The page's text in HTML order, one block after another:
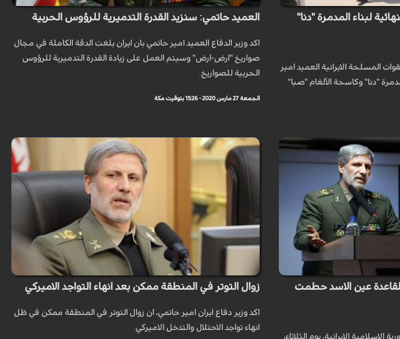
لبناء المدمرة "دنا"
المسلحة الايرانية العميد امير
"دنا" وكاسحة الألغام "صبا"
العميد حاتمي: سنزيد القدرة التدميرية للرؤوس الحربية
اكد وزير الدفاع العميد امير حاتمي بان ايران بلغت الدقة الكاملة في مجال
صواريخ "ارض-ارض" وسيتم العمل على زيادة القدرة التدميرية للرؤوس
الحربية للصواريخ.
الجمعة 27 مارس 2020 - 15:26 بتوقيت مكة
لقاعدة عين الاسد حطمت
الاسلامية الايرانية، يوم الثلاثاء،
زوال التوتر في المنطقة ممكن بعد انهاء التواجد الاميركي
اكد وزير دفاع ايران امير حاتمي، ان زوال التوتر في المنطقة ممكن في ظل
انهاء تواجد الاحتلال والتدخل الاميركي.